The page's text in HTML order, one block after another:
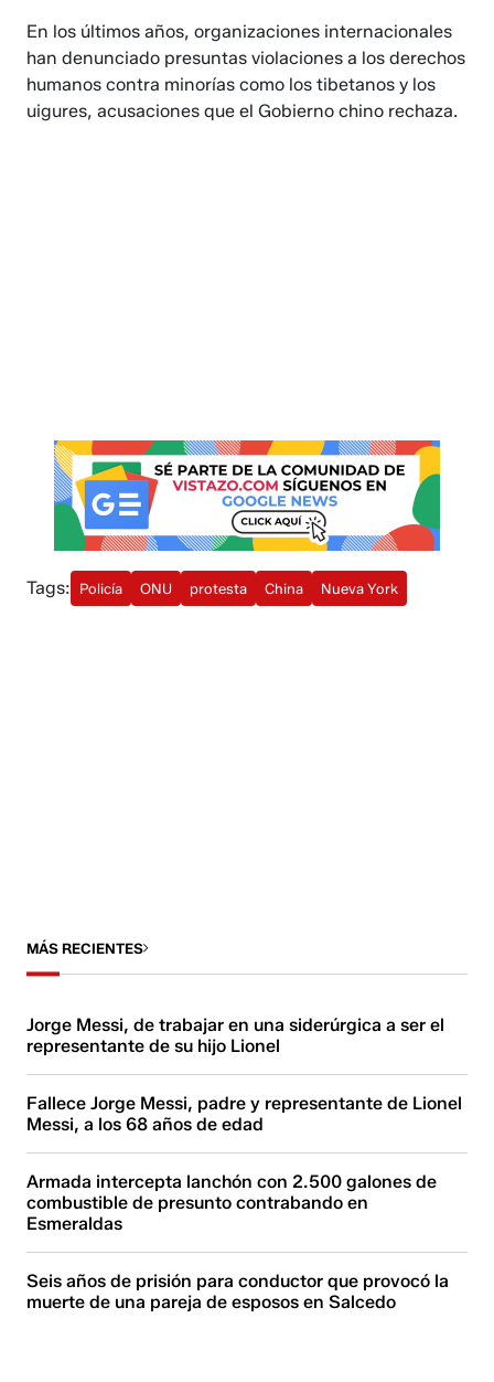
En los últimos años, organizaciones internacionales
han denunciado presuntas violaciones a los derechos
humanos contra minorías como los tibetanos y los
uigures, acusaciones que el Gobierno chino rechaza.
Tags: Policía ONU protesta China Nueva York
MÁS RECIENTES
Jorge Messi, de trabajar en una siderúrgica a ser el
representante de su hijo Lionel
Fallece Jorge Messi, padre y representante de Lionel
Messi, a los 68 años de edad
Armada intercepta lanchón con 2.500 galones de
combustible de presunto contrabando en
Esmeraldas
Seis años de prisión para conductor que provocó la
muerte de una pareja de esposos en Salcedo